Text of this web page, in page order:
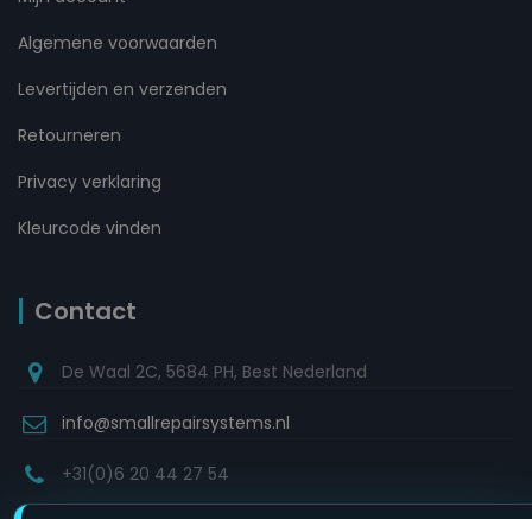
Algemene voorwaarden
Levertijden en verzenden
Retourneren
Privacy verklaring
Kleurcode vinden
Contact
De Waal 2C, 5684 PH, Best Nederland
info@smallrepairsystems.nl
+31(0)6 20 44 27 54